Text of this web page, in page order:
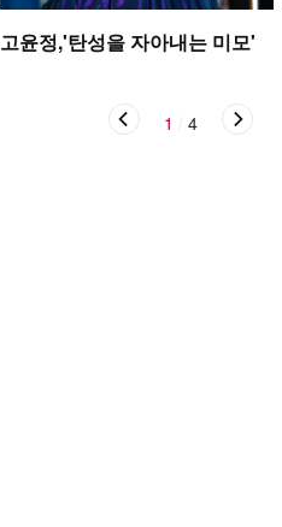
고윤정,'탄성을 자아내는 미모'
1 4